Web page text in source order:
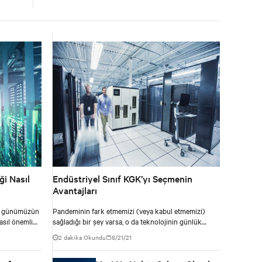
Nasıl
günümüzün
önemli
Endüstriyel Sınıf KGK’yı Seçmenin
Avantajları
Pandeminin fark etmemizi (veya kabul etmemizi)
sağladığı bir şey varsa, o da teknolojinin günlük
bu da bir lüks olmaktan çok bir zorunluluk haline
geldiğidir.
2 dakika Okundu 6/21/21